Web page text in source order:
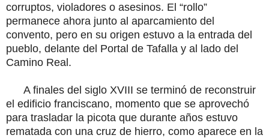
corruptos, violadores o asesinos. El “rollo”
permanece ahora junto al aparcamiento del
convento, pero en su origen estuvo a la entrada del
pueblo, delante del Portal de Tafalla y al lado del
Camino Real.
A finales del siglo XVIII se terminó de reconstruir
el edificio franciscano, momento que se aprovechó
para trasladar la picota que durante años estuvo
rematada con una cruz de hierro, como aparece en la